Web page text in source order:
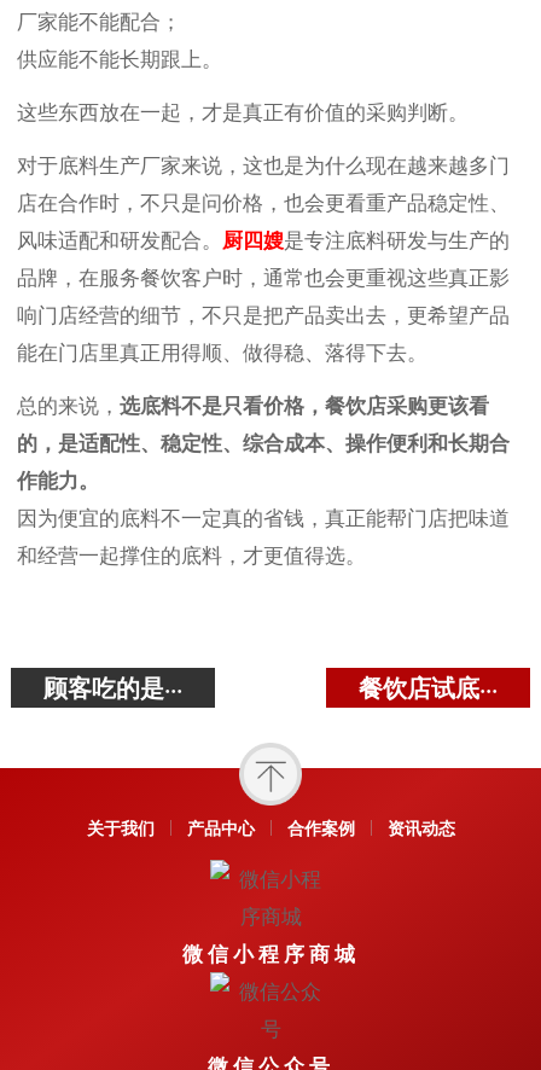
厂家能不能配合；
供应能不能长期跟上。
这些东西放在一起，才是真正有价值的采购判断。
对于底料生产厂家来说，这也是为什么现在越来越多门
店在合作时，不只是问价格，也会更看重产品稳定性、
风味适配和研发配合。 厨四嫂是专注底料研发与生产的
品牌，在服务餐饮客户时，通常也会更重视这些真正影
响门店经营的细节，不只是把产品卖出去，更希望产品
能在门店里真正用得顺、做得稳、落得下去。
总的来说， 选底料不是只看价格，餐饮店采购更该看
的，是适配性、稳定性、综合成本、操作便利和长期合
作能力。
因为便宜的底料不一定真的省钱，真正能帮门店把味道
和经营一起撑住的底料，才更值得选。
顾客吃的是··· 餐饮店试底···
关于我们 产品中心 合作案例 资讯动态
微信小程序商城